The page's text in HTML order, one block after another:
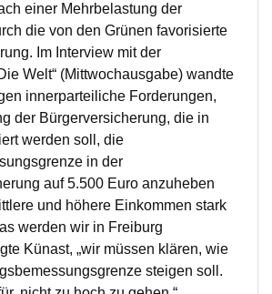
einer Mehrbelastung der
die von den Grünen favorisierte
Im Interview mit der
Welt“ (Mittwochausgabe) wandte
innerparteiliche Forderungen,
der Bürgerversicherung, die in
werden soll, die
in der
auf 5.500 Euro anzuheben
und höhere Einkommen stark
werden wir in Freiburg
Künast, „wir müssen klären, wie
steigen soll.